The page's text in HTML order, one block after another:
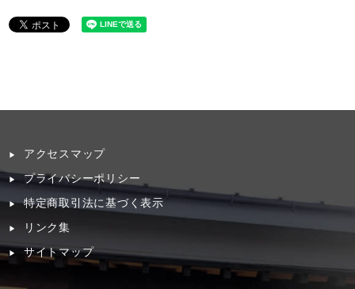
アクセスマップ
プライバシーポリシー
特定商取引法に基づく表示
リンク集
サイトマップ